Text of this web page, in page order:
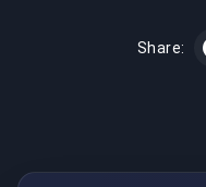
Share: